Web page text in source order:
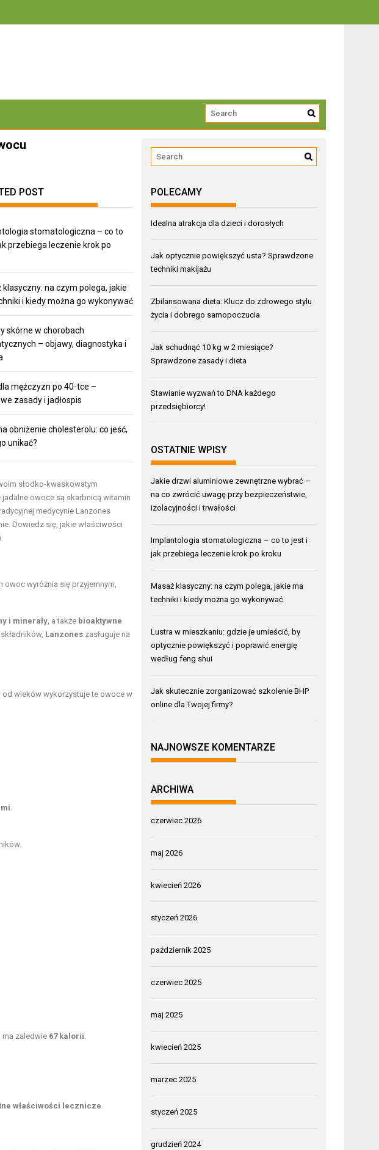
izolacyjności i trwałości
POST
stomatologiczna – co to
przebiega leczenie krok po
klasyczny: na czym polega, jakie
i kiedy można go wykonywać
skórne w chorobach
– objawy, diagnostyka i
mężczyzn po 40-tce –
zasady i jadłospis
obniżenie cholesterolu: co jeść,
unikać?
słodko-kwaskowatym
owoce są skarbnicą witamin
medycynie Lanzones
Dowiedz się, jakie właściwości
owoc wyróżnia się przyjemnym,
i minerały , a także bioaktywne
Lanzones zasługuje na
od wieków wykorzystuje te owoce w
ma zaledwie 67 kalorii
właściwości lecznicze
POLECAMY
Idealna atrakcja dla dzieci i dorosłych
Jak optycznie powiększyć usta? Sprawdzone
techniki makijażu
Zbilansowana dieta: Klucz do zdrowego stylu
życia i dobrego samopoczucia
Jak schudnąć 10 kg w 2 miesiące?
Sprawdzone zasady i dieta
Stawianie wyzwań to DNA każdego
przedsiębiorcy!
OSTATNIE WPISY
Jakie drzwi aluminiowe zewnętrzne wybrać –
na co zwrócić uwagę przy bezpieczeństwie,
izolacyjności i trwałości
Implantologia stomatologiczna – co to jest i
jak przebiega leczenie krok po kroku
Masaż klasyczny: na czym polega, jakie ma
techniki i kiedy można go wykonywać
Lustra w mieszkaniu: gdzie je umieścić, by
optycznie powiększyć i poprawić energię
według feng shui
Jak skutecznie zorganizować szkolenie BHP
online dla Twojej firmy?
NAJNOWSZE KOMENTARZE
ARCHIWA
czerwiec 2026
maj 2026
kwiecień 2026
styczeń 2026
październik 2025
czerwiec 2025
maj 2025
kwiecień 2025
marzec 2025
styczeń 2025
grudzień 2024